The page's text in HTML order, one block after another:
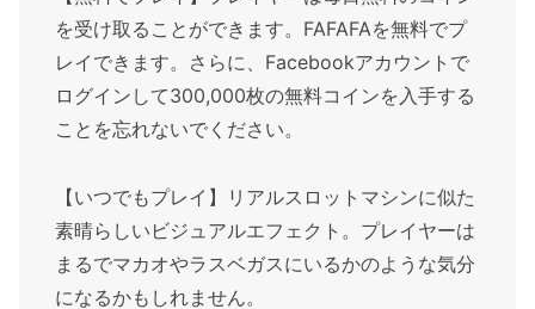
を受け取ることができます。FAFAFAを無料でプ
レイできます。さらに、Facebookアカウントで
ログインして300,000枚の無料コインを入手する
ことを忘れないでください。
【いつでもプレイ】リアルスロットマシンに似た
素晴らしいビジュアルエフェクト。プレイヤーは
まるでマカオやラスベガスにいるかのような気分
になるかもしれません。